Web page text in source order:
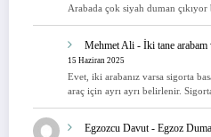
Arabada çok siyah duman
Mehmet Ali - İki tane arabam
15 Haziran 2025
Evet, iki arabanız varsa sigorta
araç için ayrı ayrı belirlenir.
Egzozcu Davut - Egzoz